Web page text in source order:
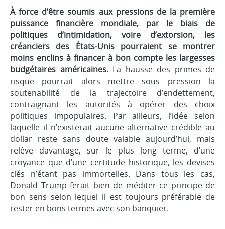
À force d’être soumis aux pressions de la première
puissance financière mondiale, par le biais de
politiques d’intimidation, voire d’extorsion, les
créanciers des États-Unis pourraient se montrer
moins enclins à financer à bon compte les largesses
budgétaires américaines.La hausse des primes de
risque pourrait alors mettre sous pression la
soutenabilité de la trajectoire d’endettement,
contraignant les autorités à opérer des choix
politiques impopulaires. Par ailleurs, l’idée selon
laquelle il n’existerait aucune alternative crédible au
dollar reste sans doute valable aujourd’hui, mais
relève davantage, sur le plus long terme, d’une
croyance que d’une certitude historique, les devises
clés n’étant pas immortelles. Dans tous les cas,
Donald Trump ferait bien de méditer ce principe de
bon sens selon lequel il est toujours préférable de
rester en bons termes avec son banquier.